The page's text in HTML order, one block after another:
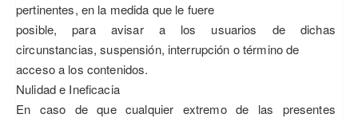
pertinentes, en la medida que le fuere
posible, para avisar a los usuarios de dichas
circunstancias, suspensión, interrupción o término de
acceso a los contenidos.
Nulidad e Ineficacia
En caso de que cualquier extremo de las presentes